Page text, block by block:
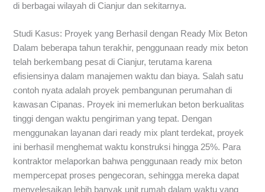
di berbagai wilayah di Cianjur dan sekitarnya.
Studi Kasus: Proyek yang Berhasil dengan Ready Mix Beton
Dalam beberapa tahun terakhir, penggunaan ready mix beton
telah berkembang pesat di Cianjur, terutama karena
efisiensinya dalam manajemen waktu dan biaya. Salah satu
contoh nyata adalah proyek pembangunan perumahan di
kawasan Cipanas. Proyek ini memerlukan beton berkualitas
tinggi dengan waktu pengiriman yang tepat. Dengan
menggunakan layanan dari ready mix plant terdekat, proyek
ini berhasil menghemat waktu konstruksi hingga 25%. Para
kontraktor melaporkan bahwa penggunaan ready mix beton
mempercepat proses pengecoran, sehingga mereka dapat
menyelesaikan lebih banyak unit rumah dalam waktu yang